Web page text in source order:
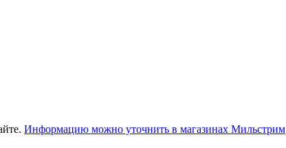
Информацию можно уточнить в магазинах Мильстрим